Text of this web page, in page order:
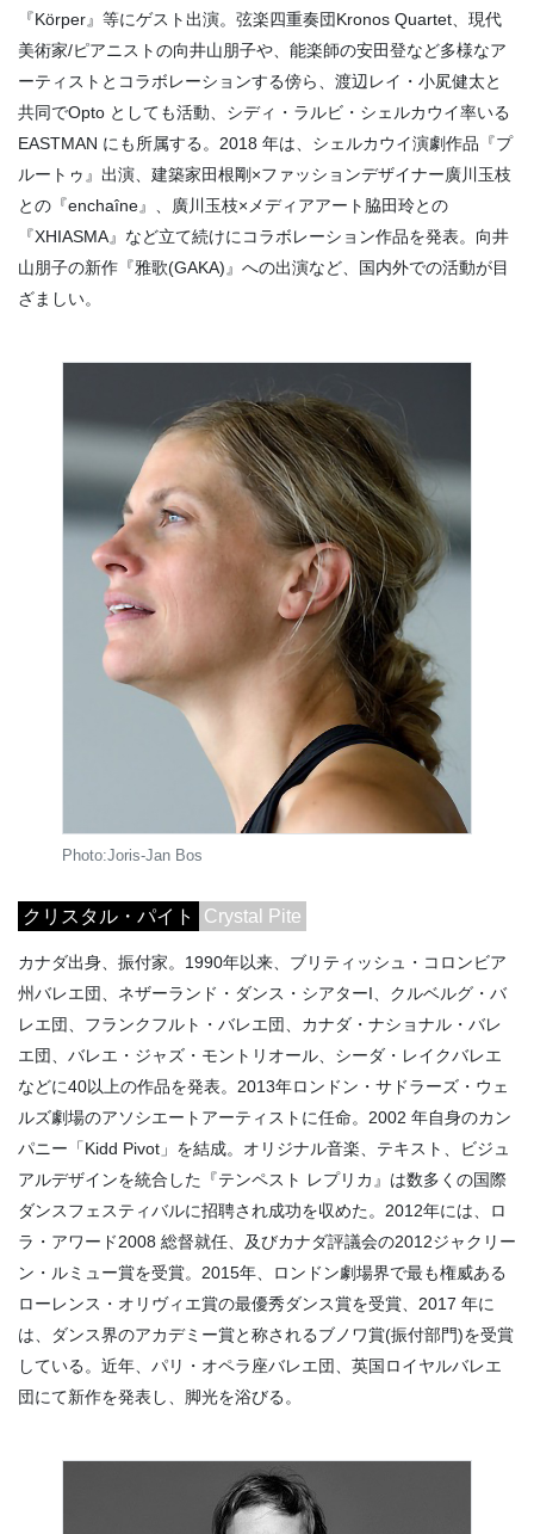
『Körper』等にゲスト出演。弦楽四重奏団Kronos Quartet、現代
美術家/ピアニストの向井山朋子や、能楽師の安田登など多様なア
ーティストとコラボレーションする傍ら、渡辺レイ・小㞍健太と
共同でOpto としても活動、シディ・ラルビ・シェルカウイ率いる
EASTMAN にも所属する。2018 年は、シェルカウイ演劇作品『プ
ルートゥ』出演、建築家田根剛×ファッションデザイナー廣川玉枝
との『enchaîne』、廣川玉枝×メディアアート脇田玲との
『XHIASMA』など立て続けにコラボレーション作品を発表。向井
山朋子の新作『雅歌(GAKA)』への出演など、国内外での活動が目
ざましい。
Photo:Joris-Jan Bos
クリスタル・パイト Crystal Pite
カナダ出身、振付家。1990年以来、ブリティッシュ・コロンビア
州バレエ団、ネザーランド・ダンス・シアターI、クルベルグ・バ
レエ団、フランクフルト・バレエ団、カナダ・ナショナル・バレ
エ団、バレエ・ジャズ・モントリオール、シーダ・レイクバレエ
などに40以上の作品を発表。2013年ロンドン・サドラーズ・ウェ
ルズ劇場のアソシエートアーティストに任命。2002 年自身のカン
パニー「Kidd Pivot」を結成。オリジナル音楽、テキスト、ビジュ
アルデザインを統合した『テンペスト レプリカ』は数多くの国際
ダンスフェスティバルに招聘され成功を収めた。2012年には、ロ
ラ・アワード2008 総督就任、及びカナダ評議会の2012ジャクリー
ン・ルミュー賞を受賞。2015年、ロンドン劇場界で最も権威ある
ローレンス・オリヴィエ賞の最優秀ダンス賞を受賞、2017 年に
は、ダンス界のアカデミー賞と称されるブノワ賞(振付部門)を受賞
している。近年、パリ・オペラ座バレエ団、英国ロイヤルバレエ
団にて新作を発表し、脚光を浴びる。